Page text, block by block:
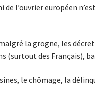
de l’ouvrier européen
la grogne, les
(surtout des Français),
le chômage, la